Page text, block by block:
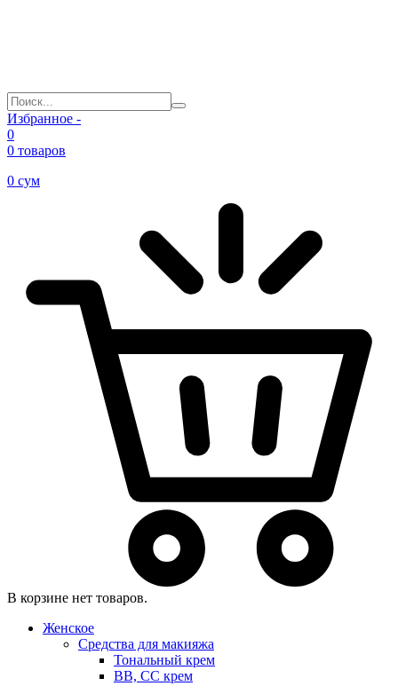
Избранное -
0
0 товаров
0 сум
В корзине нет товаров.
Женское
Средства для макияжа
Тональный крем
BB, CC крем